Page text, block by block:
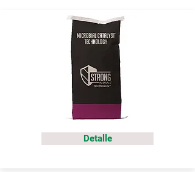
Detalle